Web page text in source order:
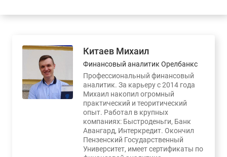
Китаев Михаил
Финансовый аналитик Орелбанкс
Профессиональный финансовый
аналитик. За карьеру с 2014 года
Михаил накопил огромный
практический и теоритический
опыт. Работал в крупных
компаниях: Быстроденьги, Банк
Авангард, Интеркредит. Окончил
Пензенский Государственный
Университет, имеет сертификаты по